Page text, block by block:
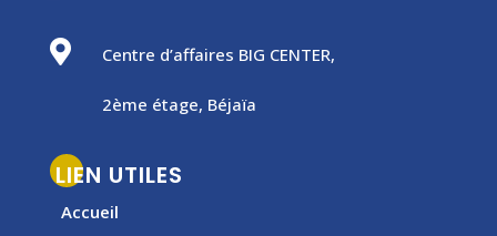
 Centre d’affaires BIG CENTER,
2ème étage, Béjaïa
LIEN UTILES
Accueil